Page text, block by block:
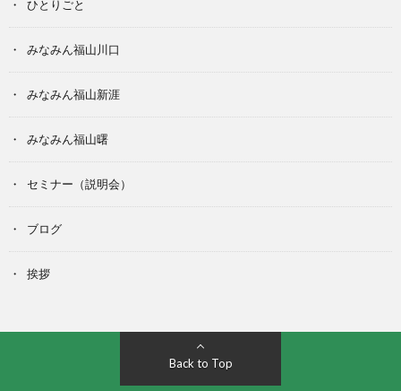
ひとりごと
みなみん福山川口
みなみん福山新涯
みなみん福山曙
セミナー（説明会）
ブログ
挨拶
Back to Top